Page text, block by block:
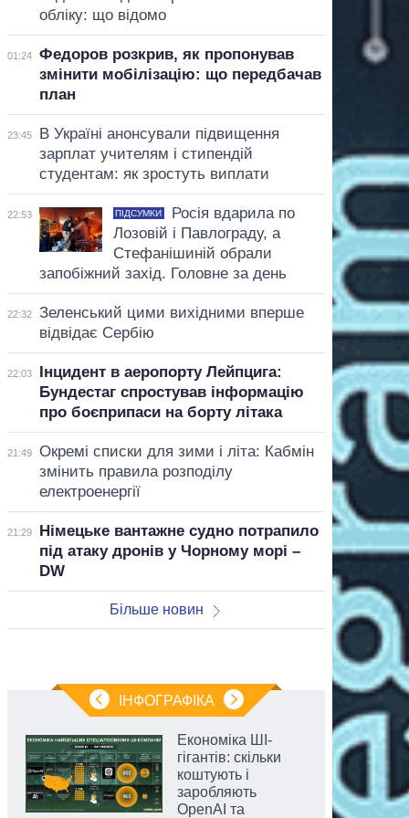
обліку: що відомо
01:24
Федоров розкрив, як пропонував
змінити мобілізацію: що передбачав
план
23:45
В Україні анонсували підвищення
зарплат учителям і стипендій
студентам: як зростуть виплати
22:53 ПІДСУМКИ
Росія вдарила по
Лозовій і Павлограду, а
Стефанішиній обрали
запобіжний захід. Головне за день
22:32
Зеленський цими вихідними вперше
відвідає Сербію
22:03
Інцидент в аеропорту Лейпцига:
Бундестаг спростував інформацію
про боєприпаси на борту літака
21:49
Окремі списки для зими і літа: Кабмін
змінить правила розподілу
електроенергії
21:29
Німецьке вантажне судно потрапило
під атаку дронів у Чорному морі –
DW
Більше новин
ІНФОГРАФІКА
Економіка ШІ-
гігантів: скільки
коштують і
заробляють
OpenAI та